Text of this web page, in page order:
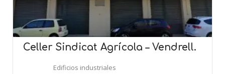
Celler Sindicat Agrícola – Vendrell.
Edificios industriales